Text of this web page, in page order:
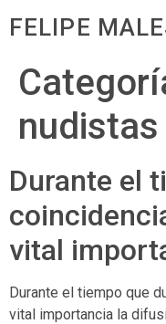
FELIPE
nudistas
Durante el
vital
Durante el tiempo que
vital importancia la